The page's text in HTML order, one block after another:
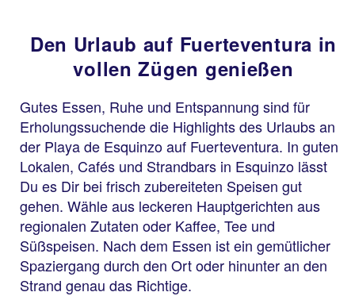
Den Urlaub auf Fuerteventura in
vollen Zügen genießen
Gutes Essen, Ruhe und Entspannung sind für
Erholungssuchende die Highlights des Urlaubs an
der Playa de Esquinzo auf Fuerteventura. In guten
Lokalen, Cafés und Strandbars in Esquinzo lässt
Du es Dir bei frisch zubereiteten Speisen gut
gehen. Wähle aus leckeren Hauptgerichten aus
regionalen Zutaten oder Kaffee, Tee und
Süßspeisen. Nach dem Essen ist ein gemütlicher
Spaziergang durch den Ort oder hinunter an den
Strand genau das Richtige.